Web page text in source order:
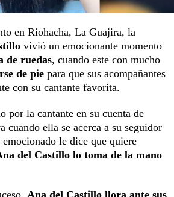
en Riohacha, La Guajira, la
vivió un emocionante momento
de ruedas, cuando este con mucho
de pie para que sus acompañantes
con su cantante favorita.
por la cantante en su cuenta de
cuando ella se acerca a su seguidor
le dice que quiere
del Castillo lo toma de la mano
Ana del Castillo llora ante sus